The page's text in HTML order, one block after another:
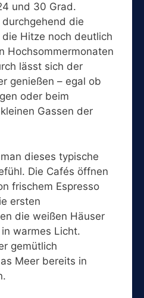
und 30 Grad.
die
Hitze noch deutlich
Hochsommermonaten
lässt sich der
genießen – egal ob
oder beim
Gassen der
dieses typische
Die Cafés öffnen
frischem Espresso
ersten
die weißen Häuser
warmes Licht.
gemütlich
Meer bereits in